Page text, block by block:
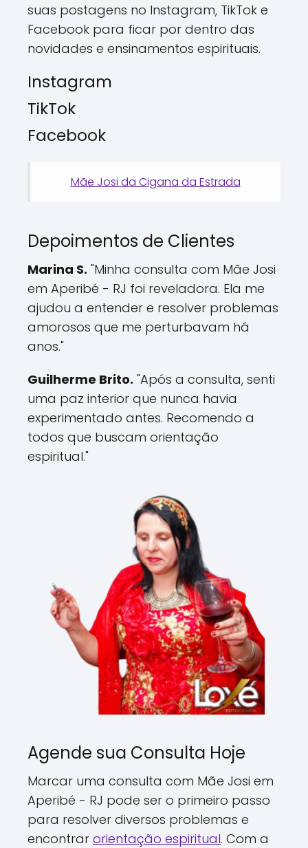
suas postagens no Instagram, TikTok e
Facebook para ficar por dentro das
novidades e ensinamentos espirituais.
Instagram
TikTok
Facebook
Mãe Josi da Cigana da Estrada
Depoimentos de Clientes
Marina S. "Minha consulta com Mãe Josi
em Aperibé - RJ foi reveladora. Ela me
ajudou a entender e resolver problemas
amorosos que me perturbavam há
anos."
Guilherme Brito. "Após a consulta, senti
uma paz interior que nunca havia
experimentado antes. Recomendo a
todos que buscam orientação
espiritual."
Agende sua Consulta Hoje
Marcar uma consulta com Mãe Josi em
Aperibé - RJ pode ser o primeiro passo
para resolver diversos problemas e
encontrar orientação espiritual. Com a